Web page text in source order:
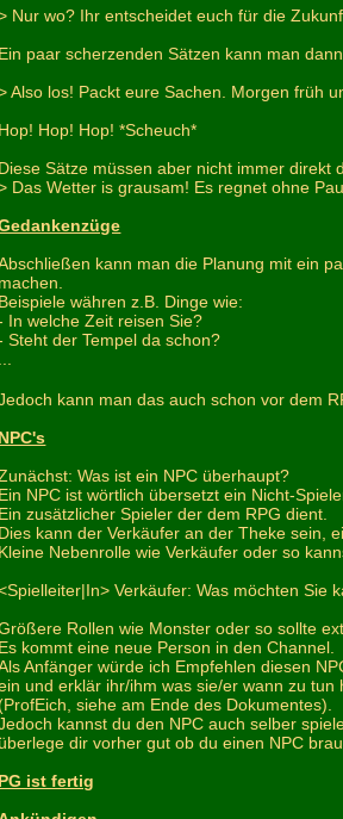
Nur wo? Ihr entscheidet euch für die
Ein paar scherzenden Sätzen kann man
Also los! Packt eure Sachen. Morgen früh
Hop! Hop! Hop! *Scheuch*
Diese Sätze müssen aber nicht immer direkt
Das Wetter is grausam! Es regnet ohne
kann man die Planung mit ein
machen.
Beispiele währen z.B. Dinge wie:
In welche Zeit reisen Sie?
Steht der Tempel da schon?
kann man das auch schon vor dem
NPC's
Was ist ein NPC überhaupt?
Ein NPC ist wörtlich übersetzt ein Nicht-
Ein zusätzlicher Spieler der dem RPG dient.
Dies kann der Verkäufer an der Theke sein,
Kleine Nebenrolle wie Verkäufer oder so
Verkäufer: Was möchten Sie
Rollen wie Monster oder so sollte
Es kommt eine neue Person in den Channel.
Anfänger würde ich Empfehlen diesen
und erklär ihr/ihm was sie/er wann zu
siehe am Ende des Dokumentes).
kannst du den NPC auch selber
überlege dir vorher gut ob du einen NPC
ist fertig